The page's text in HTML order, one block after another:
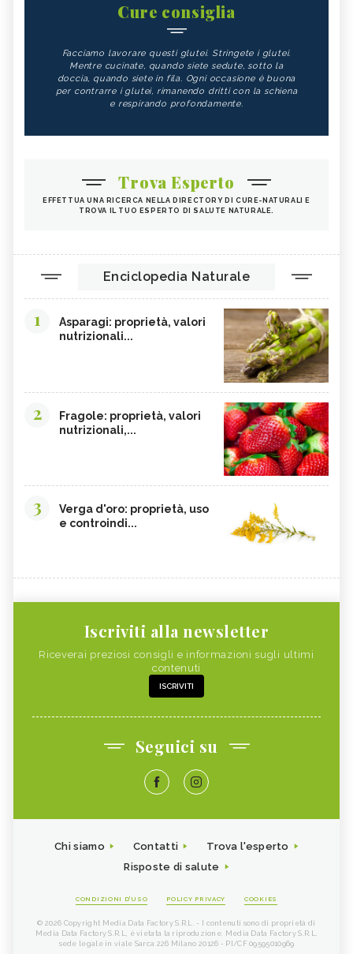
Cure consiglia
Facciamo lavorare questi glutei. Stringete i glutei.
Mentre cucinate, quando siete sedute, sotto la
doccia, quando siete in fila. Ogni occasione è buona
per contrarre i glutei, rimanendo dritti con la schiena
e respirando profondamente.
Trova Esperto
EFFETTUA UNA RICERCA NELLA DIRECTORY DI CURE-NATURALI E
TROVA IL TUO ESPERTO DI SALUTE NATURALE.
Enciclopedia Naturale
1
Asparagi: proprietà, valori
nutrizionali...
2
Fragole: proprietà, valori
nutrizionali,...
3
Verga d'oro: proprietà, uso
e controindi...
Iscriviti alla newsletter
Riceverai preziosi consigli e informazioni sugli ultimi
contenuti
ISCRIVITI
Seguici su
Chi siamo Contatti
Trova l'esperto
Risposte di salute
CONDIZIONI D'USO POLICY PRIVACY COOKIES
© 2026 Copyright Media Data Factory S.R.L. - I contenuti sono di proprietà di
Media Data Factory S.R.L, è vietata la riproduzione. Media Data Factory S.R.L.
sede legale in viale Sarca 226 Milano 20126 - PI/CF 09595010969